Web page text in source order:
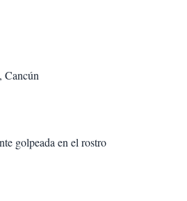
Cancún
golpeada en el rostro